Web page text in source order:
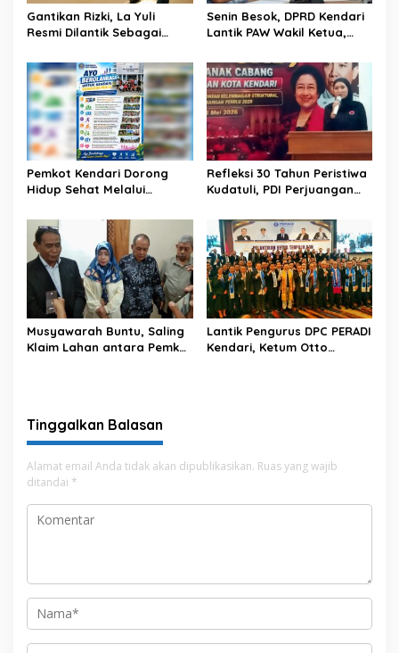
Gantikan Rizki, La Yuli
Resmi Dilantik Sebagai
Kendari
Senin Besok, DPRD Kendari
Lantik PAW Wakil Ketua,
Melenggang
Pemkot Kendari Dorong
Hidup Sehat Melalui
Warga
Refleksi 30 Tahun Peristiwa
Kudatuli, PDI Perjuangan
Diskusi Kebangsaan
Musyawarah Buntu, Saling
Klaim Lahan antara Pemkot
Lantik Pengurus DPC PERADI
Kendari, Ketum Otto
Tinggalkan Balasan
Alamat email Anda tidak akan dipublikasikan. Ruas yang wajib
ditandai *